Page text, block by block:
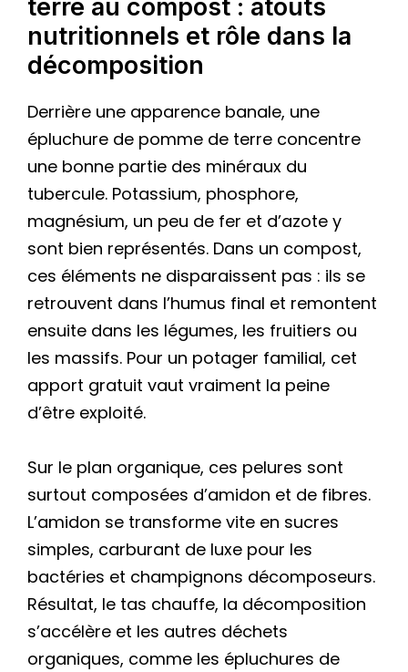
terre au compost : atouts
nutritionnels et rôle dans la
décomposition
Derrière une apparence banale, une
épluchure de pomme de terre concentre
une bonne partie des minéraux du
tubercule. Potassium, phosphore,
magnésium, un peu de fer et d’azote y
sont bien représentés. Dans un compost,
ces éléments ne disparaissent pas : ils se
retrouvent dans l’humus final et remontent
ensuite dans les légumes, les fruitiers ou
les massifs. Pour un potager familial, cet
apport gratuit vaut vraiment la peine
d’être exploité.
Sur le plan organique, ces pelures sont
surtout composées d’amidon et de fibres.
L’amidon se transforme vite en sucres
simples, carburant de luxe pour les
bactéries et champignons décomposeurs.
Résultat, le tas chauffe, la décomposition
s’accélère et les autres déchets
organiques, comme les épluchures de